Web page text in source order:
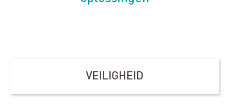
VEILIGHEID